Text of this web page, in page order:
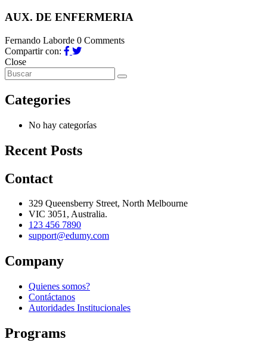
AUX. DE ENFERMERIA
Fernando Laborde 0 Comments
Compartir con:
Close
Categories
No hay categorías
Recent Posts
Contact
329 Queensberry Street, North Melbourne
VIC 3051, Australia.
123 456 7890
support@edumy.com
Company
Quienes somos?
Contáctanos
Autoridades Institucionales
Programs